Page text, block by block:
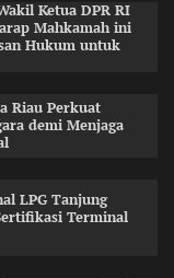
Ketua DPR RI
Mahkamah ini
Hukum untuk
Riau Perkuat
demi Menjaga
LPG Tanjung
Terminal